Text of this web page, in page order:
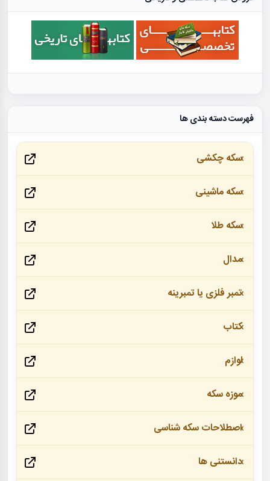
فهرست دسته بندی ها
سکه چکشی
سکه ماشینی
سکه طلا
مدال
تمبر فلزی یا تمبرینه
کتاب
لوازم
موزه سکه
اصطلاحات سکه شناسی
دانستنی ها